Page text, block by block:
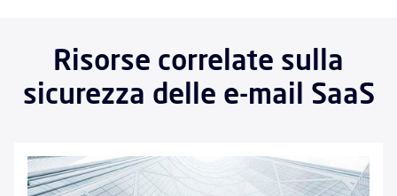
Risorse correlate sulla
sicurezza delle e-mail SaaS